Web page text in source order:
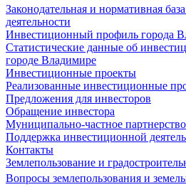
Законодательная и нормативная
деятельности
Инвестиционный профиль города
Статистические данные об
городе Владимире
Инвестиционные проекты
Реализованные инвестиционные
Предложения для инвесторов
Обращение инвестора
Муниципально-частное партнерство
Поддержка инвестиционной
Контакты
Землепользование и
Вопросы землепользования и